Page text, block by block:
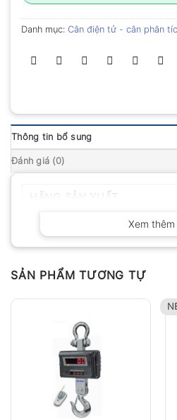
Danh mục: Cân điện tử - cân phân
Thông tin bổ sung
Đánh giá (0)
Xem thêm
SẢN PHẨM TƯƠNG TỰ